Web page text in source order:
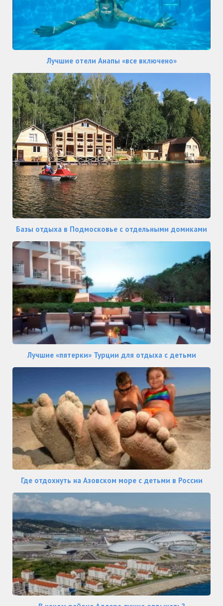
Лучшие отели Анапы «все включено»
Базы отдыха в Подмосковье с отдельными домиками
Лучшие «пятерки» Турции для отдыха с детьми
Где отдохнуть на Азовском море с детьми в России